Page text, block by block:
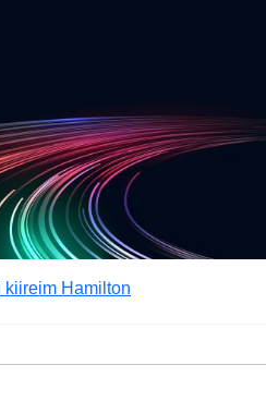
Hamilton